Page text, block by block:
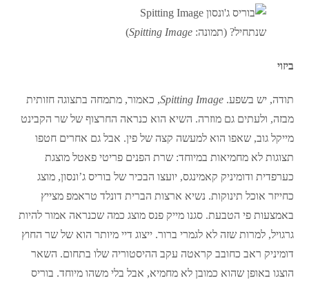
שנתחיל? (תמונה:Spitting Image
)
ביזוי
תודה, יש בשפע.Spitting Image, כאמור, מתמחה בתצוגה חזותית
מבזה, ולעתים גם מוזרה. השיא הוא כנראה החרצוף של שר הקבינט
מייקל גוב, שאפו הוא למעשה קצה של פין. אבל גם אחרים חטפו
תצוגות לא מחמיאות במיוחד: שרת הפנים פריטי פאטל מוצגת
כערפדית ודומיניק קאמינגס, יועצו הבכיר של בוריס ג’ונסון, מוצג
כחייזר אוכל תינוקות. נשיא ארצות הברית דונלד טראמפ מצייץ
באמצעות פי הטבעת. סגנו מייק פנס מוצג כמה שכנראה אמור להיות
גרגויל, למרות שזה לא לגמרי ברור. ייצוג דיי מיותר הוא של שר החוץ
דומיניק ראב כחובב קראטה עקב ההיסטוריה שלו בתחום. השאר
הוצגו באופן שהוא כמובן לא מחמיא, אבל בלי משהו מיוחד. בוריס